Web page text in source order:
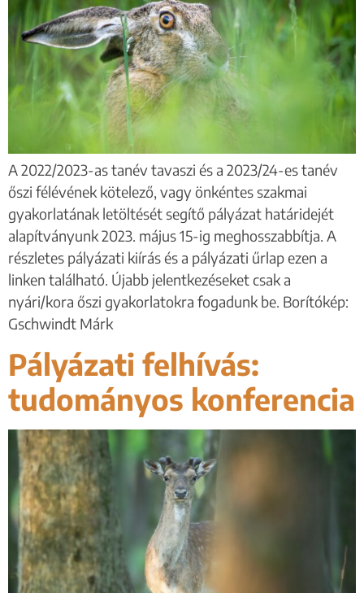
A 2022/2023-as tanév tavaszi és a 2023/24-es tanév
őszi félévének kötelező, vagy önkéntes szakmai
gyakorlatának letöltését segítő pályázat határidejét
alapítványunk 2023. május 15-ig meghosszabbítja. A
részletes pályázati kiírás és a pályázati űrlap ezen a
linken található. Újabb jelentkezéseket csak a
nyári/kora őszi gyakorlatokra fogadunk be. Borítókép:
Gschwindt Márk
Pályázati felhívás:
tudományos konferencia